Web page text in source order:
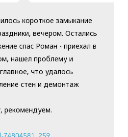
короткое замыкание
вечером. Остались
спас Роман - приехал в
нашел проблему и
что удалось
стен и демонтаж
рекомендуем.